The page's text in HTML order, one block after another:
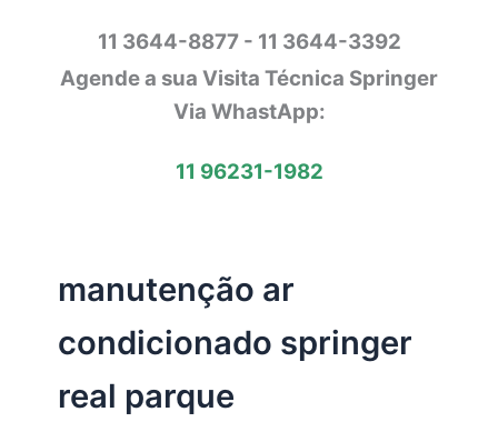
11 3644-8877 - 11 3644-3392
Agende a sua Visita Técnica Springer
Via WhastApp:
11 96231-1982
manutenção ar
condicionado springer
real parque